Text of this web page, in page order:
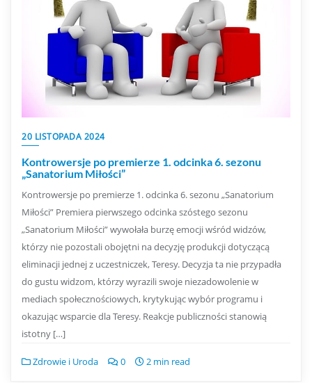
20 LISTOPADA 2024
Kontrowersje po premierze 1. odcinka 6. sezonu
„Sanatorium Miłości”
Kontrowersje po premierze 1. odcinka 6. sezonu „Sanatorium
Miłości” Premiera pierwszego odcinka szóstego sezonu
„Sanatorium Miłości” wywołała burzę emocji wśród widzów,
którzy nie pozostali obojętni na decyzję produkcji dotyczącą
eliminacji jednej z uczestniczek, Teresy. Decyzja ta nie przypadła
do gustu widzom, którzy wyrazili swoje niezadowolenie w
mediach społecznościowych, krytykując wybór programu i
okazując wsparcie dla Teresy. Reakcje publiczności stanowią
istotny […]
Zdrowie i Uroda 0 2 min read